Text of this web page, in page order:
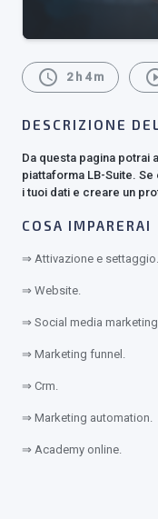
schedule 2 h 4 m
DESCRIZIONE
Da questa pagina
piattaforma LB-Suite.
i tuoi dati e creare un
COSA IMPARERAI
⇒ Attivazione e settaggio.
⇒ Website.
⇒ Social media marketing.
⇒ Marketing funnel.
⇒ Crm.
⇒ Marketing automation.
⇒ Academy online.